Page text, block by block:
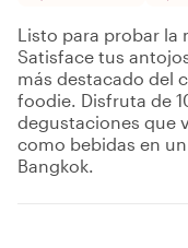
Listo para probar la
Satisface tus
más destacado del
foodie. Disfruta de
degustaciones que
como bebidas en
Bangkok.